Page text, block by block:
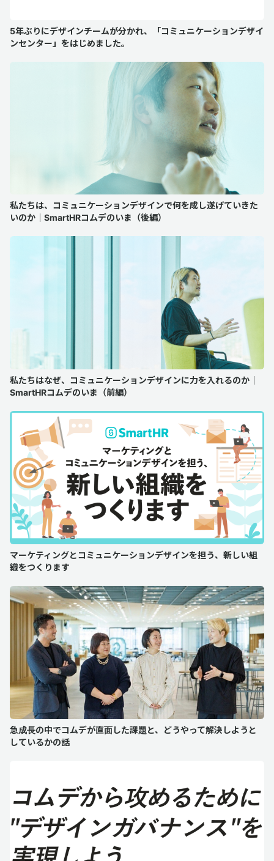
5年ぶりにデザインチームが分かれ、「コミュニケーションデザイ
ンセンター」をはじめました。
私たちは、コミュニケーションデザインで何を成し遂げていきた
いのか｜SmartHRコムデのいま（後編）
私たちはなぜ、コミュニケーションデザインに力を入れるのか｜
SmartHRコムデのいま（前編）
マーケティングとコミュニケーションデザインを担う、新しい組
織をつくります
急成長の中でコムデが直面した課題と、どうやって解決しようと
しているかの話